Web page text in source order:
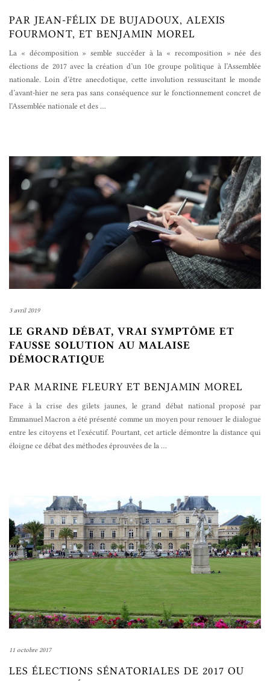
PAR JEAN-FÉLIX DE BUJADOUX, ALEXIS
FOURMONT, ET BENJAMIN MOREL
La « décomposition » semble succéder à la « recomposition » née des
élections de 2017 avec la création d’un 10e groupe politique à l’Assemblée
nationale. Loin d’être anecdotique, cette involution ressuscitant le monde
d’avant-hier ne sera pas sans conséquence sur le fonctionnement concret de
l’Assemblée nationale et des …
3 avril 2019
LE GRAND DÉBAT, VRAI SYMPTÔME ET
FAUSSE SOLUTION AU MALAISE
DÉMOCRATIQUE
PAR MARINE FLEURY ET BENJAMIN MOREL
Face à la crise des gilets jaunes, le grand débat national proposé par
Emmanuel Macron a été présenté comme un moyen pour renouer le dialogue
entre les citoyens et l’exécutif. Pourtant, cet article démontre la distance qui
éloigne ce débat des méthodes éprouvées de la …
11 octobre 2017
LES ÉLECTIONS SÉNATORIALES DE 2017 OU